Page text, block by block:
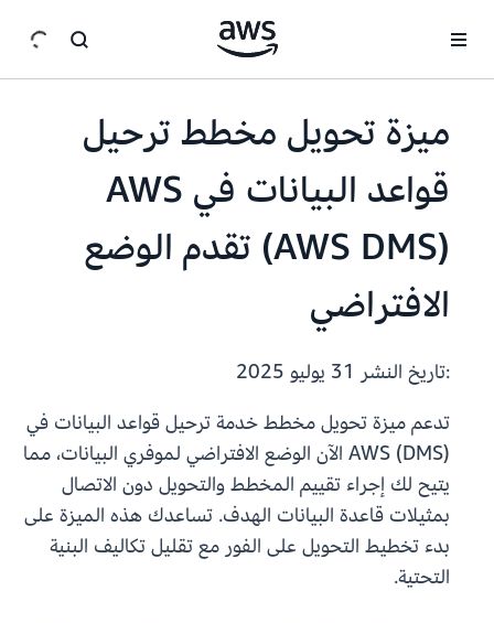
ميزة تحويل مخطط ترحيل
(AWS DMS) تقدم الوضع
الافتراضي
:تاريخ النشر
تدعم ميزة تحويل مخطط خدمة ترحيل قواعد البيانات في
AWS (DMS) الآن الوضع الافتراضي لموفري البيانات، مما
يتيح لك إجراء تقييم المخطط والتحويل دون الاتصال
بمثيلات قاعدة البيانات الهدف. تساعدك هذه الميزة على
بدء تخطيط التحويل على الفور مع تقليل تكاليف البنية
التحتية.